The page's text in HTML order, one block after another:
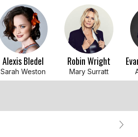
Alexis Bledel
Sarah Weston
Robin Wright
Mary Surratt